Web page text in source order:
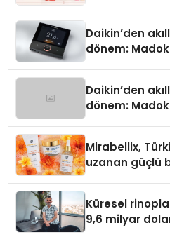
Daikin’den
dönem:
Daikin’den
dönem:
Mirabellix,
uzanan güçlü
Küresel
9,6 milyar